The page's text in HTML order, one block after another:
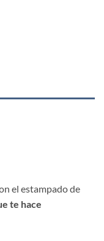
el estampado de
te hace